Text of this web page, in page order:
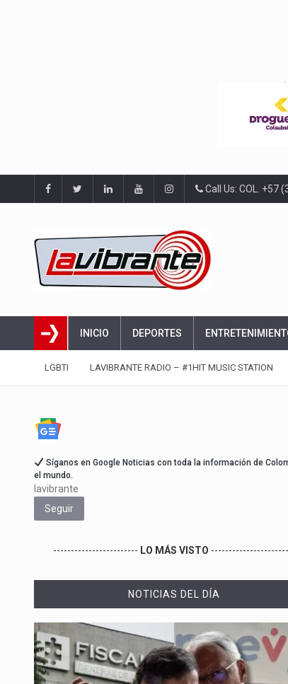
Call Us: COL. +57
INICIO DEPORTES
LGBTI LAVIBRANTE RADIO – #1HIT MUSIC STATION
Síganos en Google Noticias con toda la información de
el mundo.
lavibrante
Seguir
------------------------ LO MÁS VISTO
NOTICIAS DEL DÍA